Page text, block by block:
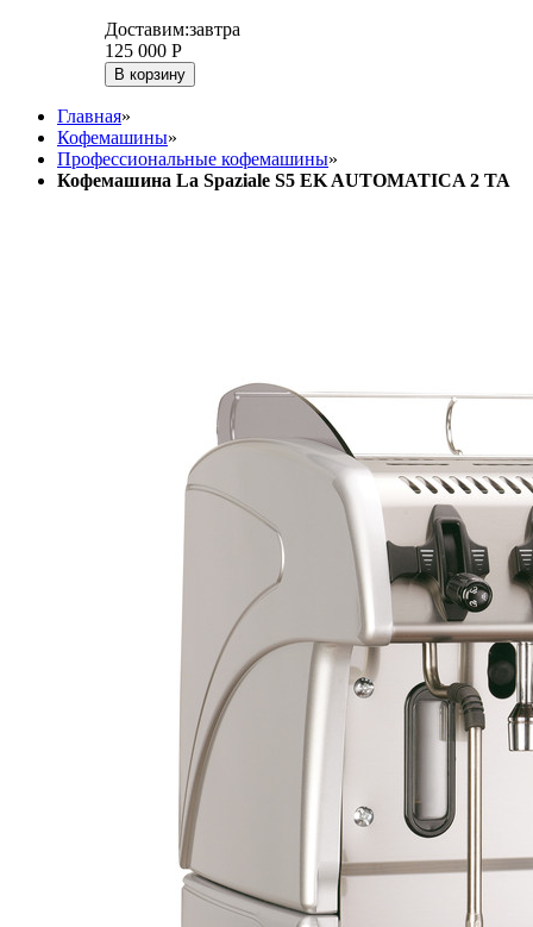
Доставим:завтра
125 000 Р
В корзину
Главная»
Кофемашины»
Профессиональные кофемашины»
Кофемашина La Spaziale S5 EK AUTOMATICA 2 TA